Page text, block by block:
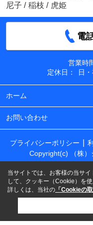
尼子 / 稲枝 / 虎姫
電
営業時
定休日：
日
ホーム
お問い合わせ
プライバシーポリシー
Copyright(c) （株
当サイトでは、お客様の当サ
して、クッキー（Cookie）を使
詳しくは、当社の 「Cookieの